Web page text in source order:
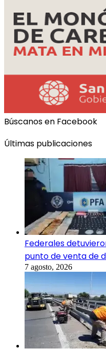
Búscanos en Facebook
Últimas publicaciones
Federales
punto de venta de
7 agosto, 2026